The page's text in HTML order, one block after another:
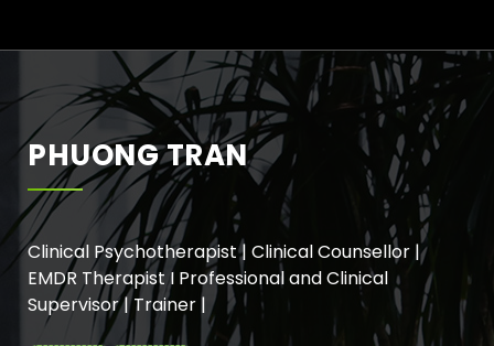
PHUONG TRAN
Clinical Psychotherapist | Clinical Counsellor |
EMDR Therapist I Professional and Clinical
Supervisor | Trainer |